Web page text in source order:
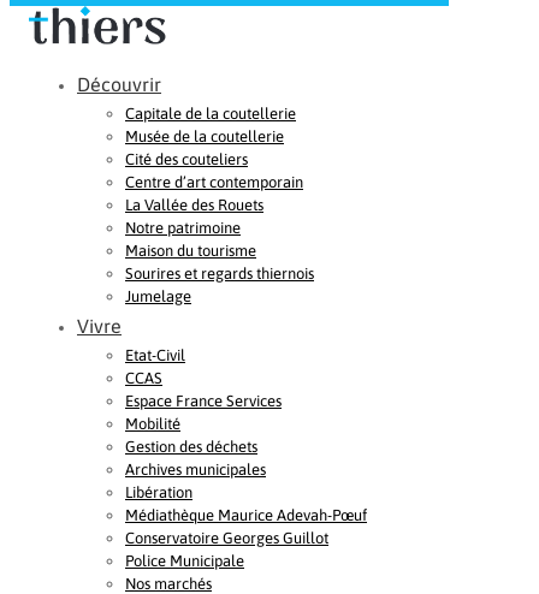
Découvrir
Capitale de la coutellerie
Musée de la coutellerie
Cité des couteliers
Centre d’art contemporain
La Vallée des Rouets
Notre patrimoine
Maison du tourisme
Sourires et regards thiernois
Jumelage
Vivre
Etat-Civil
CCAS
Espace France Services
Mobilité
Gestion des déchets
Archives municipales
Libération
Médiathèque Maurice Adevah-Pœuf
Conservatoire Georges Guillot
Police Municipale
Nos marchés